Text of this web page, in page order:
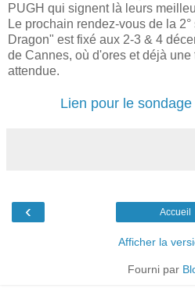
PUGH qui signent là leurs
Le prochain rendez-vous de la
Dragon" est fixé aux 2-3 & 4
de Cannes, où d'ores et déjà
attendue.
Lien pour le
‹ Accueil
Afficher la
Fourni par